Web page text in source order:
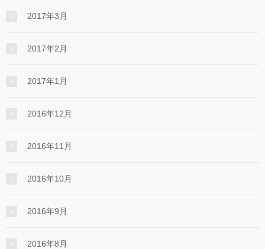
2017年3月
2017年2月
2017年1月
2016年12月
2016年11月
2016年10月
2016年9月
2016年8月